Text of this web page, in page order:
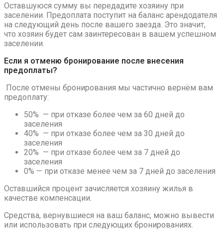
Оставшуюся сумму вы передадите хозяину при
заселении. Предоплата поступит на баланс арендодателя
на следующий день после вашего заезда. Это значит,
что хозяин будет сам заинтересован в вашем успешном
заселении.
Если я отменю бронирование после внесения
предоплаты?
После отмены бронирования мы частично вернём вам
предоплату:
50% — при отказе более чем за 60 дней до
заселения
40% — при отказе более чем за 30 дней до
заселения
20% — при отказе более чем за 7 дней до
заселения
0% — при отказе менее чем за 7 дней до заселения
Оставшийся процент зачисляется хозяину жилья в
качестве компенсации.
Средства, вернувшиеся на ваш баланс, можно вывести
или использовать при следующих бронированиях.